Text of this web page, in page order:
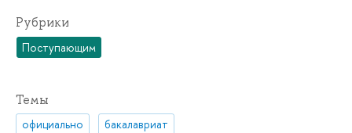
Рубрики
Поступающим
Темы
официально бакалавриат